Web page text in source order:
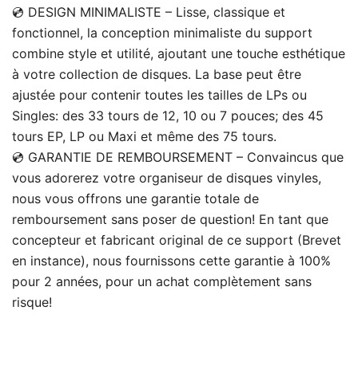
💿 DESIGN MINIMALISTE – Lisse, classique et
fonctionnel, la conception minimaliste du support
combine style et utilité, ajoutant une touche esthétique
à votre collection de disques. La base peut être
ajustée pour contenir toutes les tailles de LPs ou
Singles: des 33 tours de 12, 10 ou 7 pouces; des 45
tours EP, LP ou Maxi et même des 75 tours.
💿 GARANTIE DE REMBOURSEMENT – Convaincus que
vous adorerez votre organiseur de disques vinyles,
nous vous offrons une garantie totale de
remboursement sans poser de question! En tant que
concepteur et fabricant original de ce support (Brevet
en instance), nous fournissons cette garantie à 100%
pour 2 années, pour un achat complètement sans
risque!